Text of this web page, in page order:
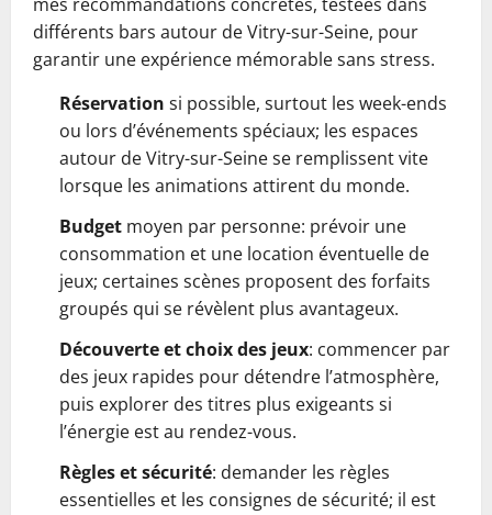
différents bars autour de Vitry-sur-Seine, pour
garantir une expérience mémorable sans stress.
Réservation si possible, surtout les week-ends
ou lors d’événements spéciaux; les espaces
autour de Vitry-sur-Seine se remplissent vite
lorsque les animations attirent du monde.
Budget moyen par personne: prévoir une
consommation et une location éventuelle de
jeux; certaines scènes proposent des forfaits
groupés qui se révèlent plus avantageux.
Découverte et choix des jeux: commencer par
des jeux rapides pour détendre l’atmosphère,
puis explorer des titres plus exigeants si
l’énergie est au rendez-vous.
Règles et sécurité: demander les règles
essentielles et les consignes de sécurité; il est